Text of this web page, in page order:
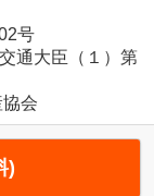
号
通大臣（１）第
会
)